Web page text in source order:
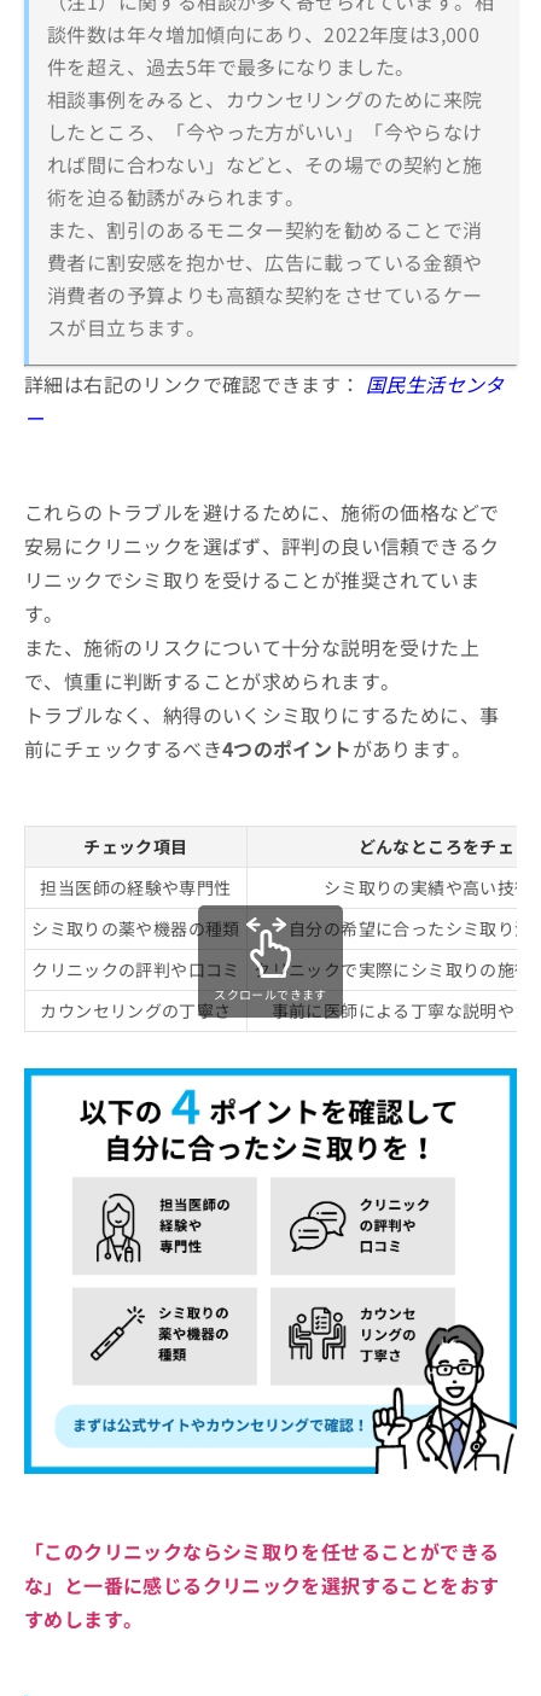
談件数は年々増加傾向にあり、2022年度は3,000
件を超え、過去5年で最多になりました。
相談事例をみると、カウンセリングのために来院
したところ、「今やった方がいい」「今やらなけ
れば間に合わない」などと、その場での契約と施
術を迫る勧誘がみられます。
また、割引のあるモニター契約を勧めることで消
費者に割安感を抱かせ、広告に載っている金額や
消費者の予算よりも高額な契約をさせているケー
スが目立ちます。
詳細は右記のリンクで確認できます： 国民生活センタ
ー
これらのトラブルを避けるために、施術の価格などで
安易にクリニックを選ばず、評判の良い信頼できるク
リニックでシミ取りを受けることが推奨されていま
す。
また、施術のリスクについて十分な説明を受けた上
で、慎重に判断することが求められます。
トラブルなく、納得のいくシミ取りにするために、事
前にチェックするべき4つのポイントがあります。
チェック項目
どんなところをチェッ
担当医師の経験や専門性
シミ取りの実績や高い技術
シミ取りの薬や機器の種類
自分の希望に合ったシミ取り治
クリニックの評判や口コミ
クリニックで実際にシミ取りの施術
カウンセリングの丁寧さ
事前に医師による丁寧な説明やカ
スクロールできます
「このクリニックならシミ取りを任せることができる
な」と一番に感じるクリニックを選択することをおす
すめします。